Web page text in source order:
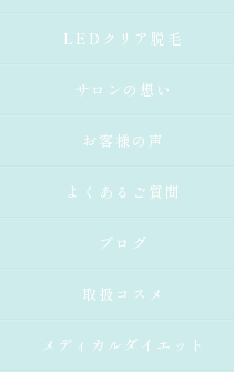
LEDクリア脱毛
サロンの想い
お客様の声
よくあるご質問
ブログ
取扱コスメ
メディカルダイエット